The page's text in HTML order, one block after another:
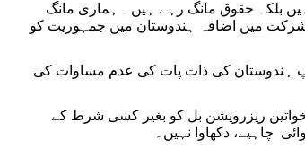
بلکہ حقوق مانگ رہے ہیں۔ ہماری مانگ
شرکت میں اضافہ ہندوستان میں جمہوریت کو
ہندوستان کی ذات پات کی عدم مساوات کی
بس وہی کیجیے جو آپ کو 2014 میں کرنا چاہیے تھا: خواتین ریزرویشن بل کو بغیر کسی شرط کے
چاہیے، دکھاوا نہیں۔